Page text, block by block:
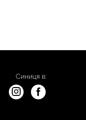
Синиця в: